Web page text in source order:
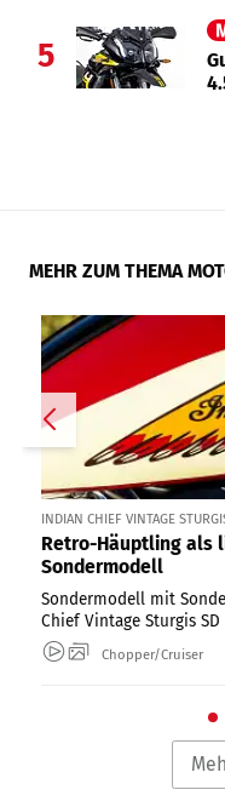
5
MEHR ZUM THEMA
INDIAN CHIEF VINTAGE
Retro-Häuptling als
Sondermodell
Sondermodell mit
Chief Vintage Sturgis
Chopper/Cruiser